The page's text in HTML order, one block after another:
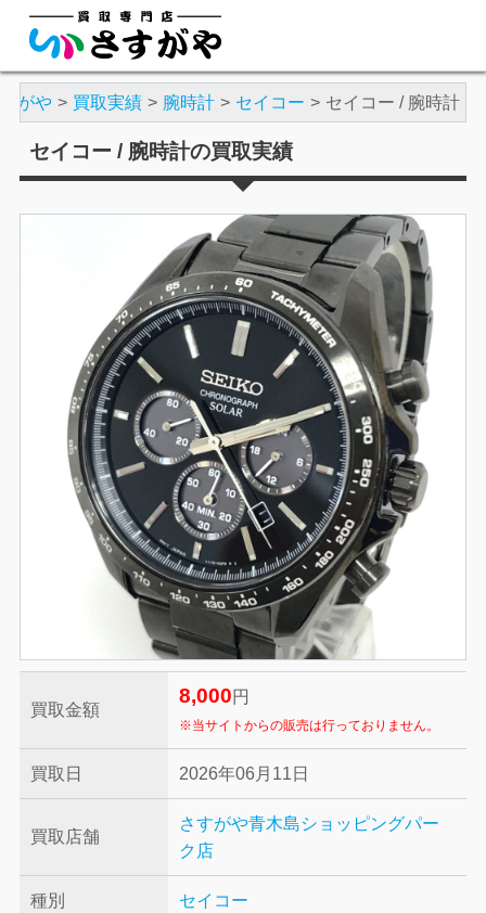
がや 買取実績 腕時計 セイコー セイコー / 腕時計
セイコー / 腕時計の買取実績
買取金額
8,000 円
※当サイトからの販売は行っておりません。
買取日 2026年06月11日
買取店舗
さすがや青木島ショッピングパー
ク店
種別 セイコー